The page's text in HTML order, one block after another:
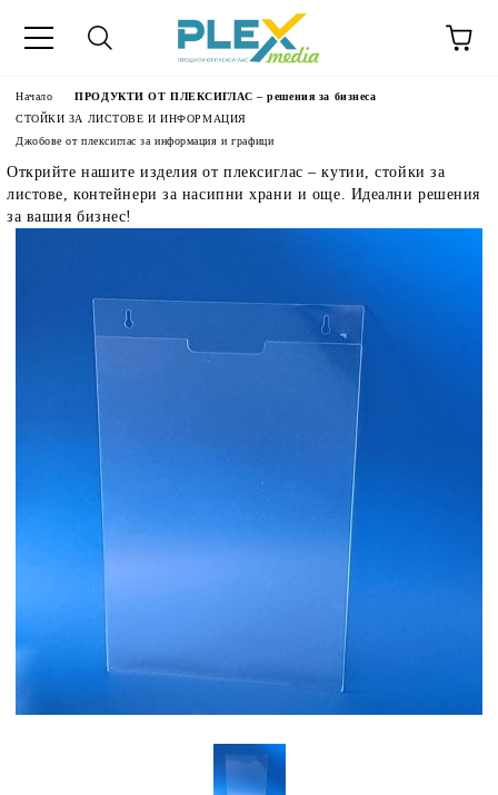
Начало
ПРОДУКТИ ОТ ПЛЕКСИГЛАС – решения за бизнеса
СТОЙКИ ЗА ЛИСТОВЕ И ИНФОРМАЦИЯ
Джобове от плексиглас за информация и графици
Открийте нашите изделия от плексиглас – кутии, стойки за
листове, контейнери за насипни храни и още. Идеални решения
за вашия бизнес!